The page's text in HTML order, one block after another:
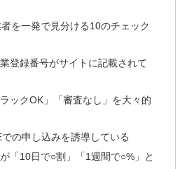
を一発で見分ける10のチェック
登録番号がサイトに記載されて
ックOK」「審査なし」を大々的
の申し込みを誘導している
「10日で○割」「1週間で○%」と